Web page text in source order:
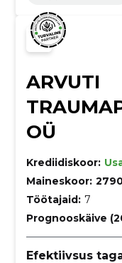
ARVUTI
OÜ
Krediidiskoor:
Maineskoor:
Töötajaid: 7
Prognooskäive
Efektiivsus